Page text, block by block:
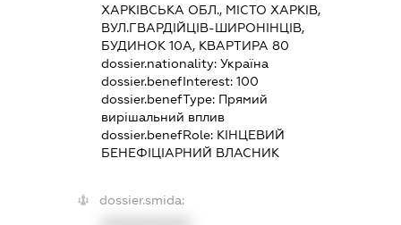
ХАРКІВСЬКА ОБЛ., МІСТО ХАРКІВ,
ВУЛ.ГВАРДІЙЦІВ-ШИРОНІНЦІВ,
БУДИНОК 10А, КВАРТИРА 80
dossier.nationality: Україна
dossier.benefInterest: 100
dossier.benefType: Прямий
вирішальний вплив
dossier.benefRole: КІНЦЕВИЙ
БЕНЕФІЦІАРНИЙ ВЛАСНИК
dossier.smida: